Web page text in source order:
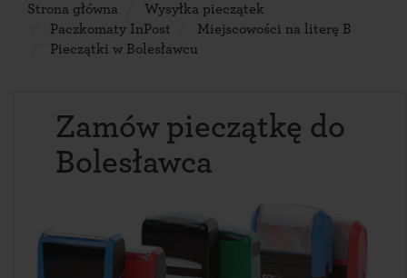
Strona główna
Wysyłka pieczątek
Paczkomaty InPost
Miejscowości na literę B
Pieczątki w Bolesławcu
Zamów pieczątkę do
Bolesławca